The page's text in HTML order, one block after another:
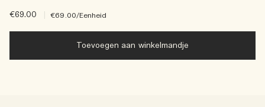
€69.00 €69.00/Eenheid
Toevoegen aan winkelmandje